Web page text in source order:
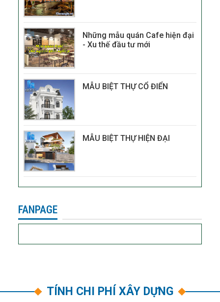
Những mẫu quán Cafe hiện đại
- Xu thế đầu tư mới
MẪU BIỆT THỰ CỔ ĐIỂN
MẪU BIỆT THỰ HIỆN ĐẠI
FANPAGE
TÍNH CHI PHÍ XÂY DỰNG